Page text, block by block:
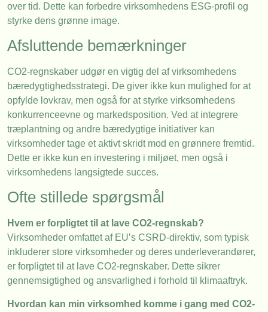
over tid. Dette kan forbedre virksomhedens ESG-profil og
styrke dens grønne image.
Afsluttende bemærkninger
CO2-regnskaber udgør en vigtig del af virksomhedens
bæredygtighedsstrategi. De giver ikke kun mulighed for at
opfylde lovkrav, men også for at styrke virksomhedens
konkurrenceevne og markedsposition. Ved at integrere
træplantning og andre bæredygtige initiativer kan
virksomheder tage et aktivt skridt mod en grønnere fremtid.
Dette er ikke kun en investering i miljøet, men også i
virksomhedens langsigtede succes.
Ofte stillede spørgsmål
Hvem er forpligtet til at lave CO2-regnskab?
Virksomheder omfattet af EU’s CSRD-direktiv, som typisk
inkluderer store virksomheder og deres underleverandører,
er forpligtet til at lave CO2-regnskaber. Dette sikrer
gennemsigtighed og ansvarlighed i forhold til klimaaftryk.
Hvordan kan min virksomhed komme i gang med CO2-